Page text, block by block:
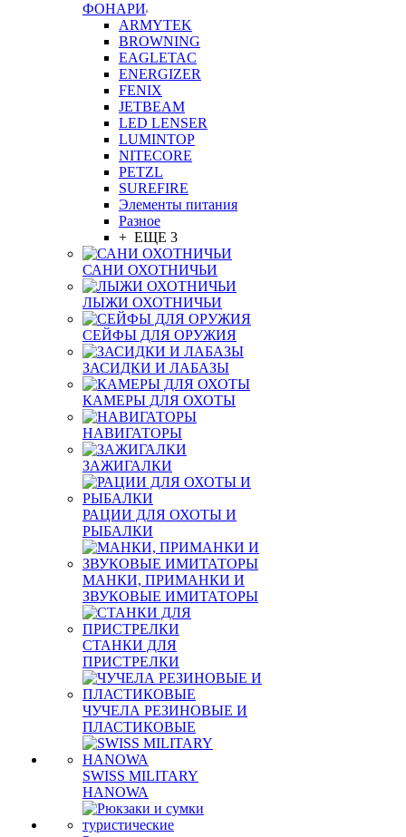
ФОНАРИ
ARMYTEK
BROWNING
EAGLETAC
ENERGIZER
FENIX
JETBEAM
LED LENSER
LUMINTOP
NITECORE
PETZL
SUREFIRE
Элементы питания
Разное
+ ЕЩЕ 3
САНИ ОХОТНИЧЬИ
ЛЫЖИ ОХОТНИЧЬИ
СЕЙФЫ ДЛЯ ОРУЖИЯ
ЗАСИДКИ И ЛАБАЗЫ
КАМЕРЫ ДЛЯ ОХОТЫ
НАВИГАТОРЫ
ЗАЖИГАЛКИ
РАЦИИ ДЛЯ ОХОТЫ И
РЫБАЛКИ
МАНКИ, ПРИМАНКИ И
ЗВУКОВЫЕ ИМИТАТОРЫ
СТАНКИ ДЛЯ
ПРИСТРЕЛКИ
ЧУЧЕЛА РЕЗИНОВЫЕ И
ПЛАСТИКОВЫЕ
SWISS MILITARY
HANOWA